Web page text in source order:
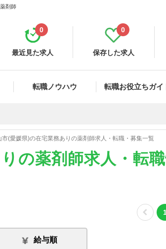
剤師
最近見た求人
0
保存した求人
0
転職ノウハウ 転職お役立ちガイ
市(愛媛県)の在宅業務ありの薬剤師求人・転職・募集一覧
の薬剤師求人・転
給与順